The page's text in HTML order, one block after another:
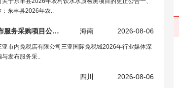
东丰县2026年农..
中免集团三亚市内免税店有限公司三亚国际免税城2026年行业媒体深度采编与发布服务采购项目公告（ 社保局在正文中）
海南 2026-08-06
市内免税店有限公司三亚国际免税城2026年行业媒体深
发布服务采..
四川 2026-08-06